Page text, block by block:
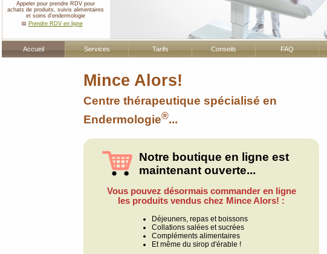
Appeler pour prendre RDV pour
achats de produits, suivis alimentaires
et soins d'endermologie
📅 Prendre RDV en ligne
Accueil Services Tarifs Conseils FAQ
Mince Alors!
Centre thérapeutique spécialisé en
Endermologie®...
Notre boutique en ligne est
maintenant ouverte...
Vous pouvez désormais commander en ligne
les produits vendus chez Mince Alors! :
Déjeuners, repas et boissons
Collations salées et sucrées
Compléments alimentaires
Et même du sirop d'érable !